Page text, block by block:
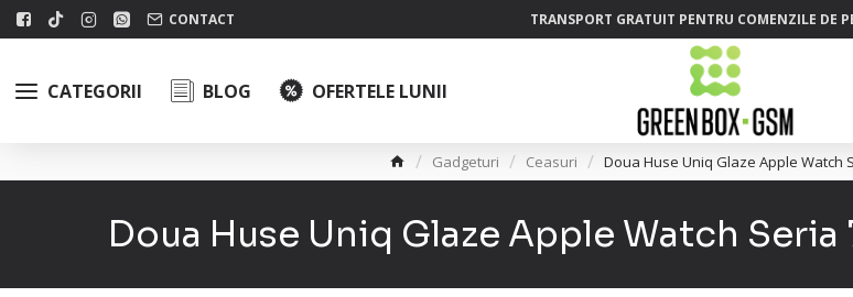
CONTACT TRANSPORT GRATUIT PENTRU COMENZILE DE
CATEGORII BLOG OFERTELE LUNII
Gadgeturi Ceasuri Doua Huse Uniq Glaze Apple Watch
Doua Huse Uniq Glaze Apple Watch